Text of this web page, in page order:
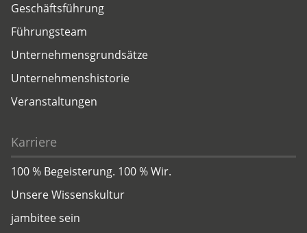
Geschäftsführung
Führungsteam
Unternehmensgrundsätze
Unternehmenshistorie
Veranstaltungen
Karriere
100 % Begeisterung. 100 % Wir.
Unsere Wissenskultur
jambitee sein